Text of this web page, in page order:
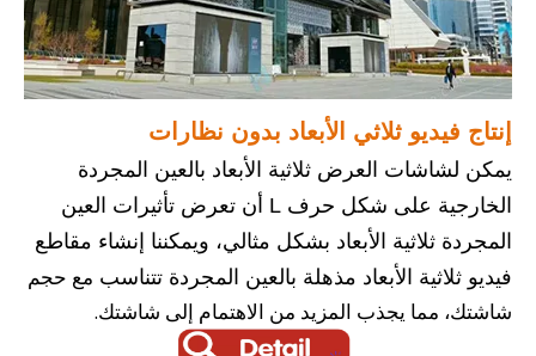
إنتاج فيديو ثلاثي الأبعاد بدون نظارات
يمكن لشاشات العرض ثلاثية الأبعاد بالعين المجردة
الخارجية على شكل حرف L أن تعرض تأثيرات العين
المجردة ثلاثية الأبعاد بشكل مثالي، ويمكننا إنشاء مقاطع
فيديو ثلاثية الأبعاد مذهلة بالعين المجردة تتناسب مع حجم
شاشتك، مما يجذب المزيد من الاهتمام إلى شاشتك.